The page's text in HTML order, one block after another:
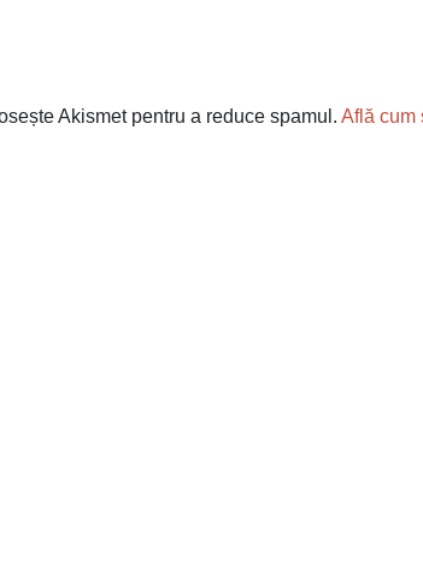
Akismet pentru a reduce spamul. Află cum